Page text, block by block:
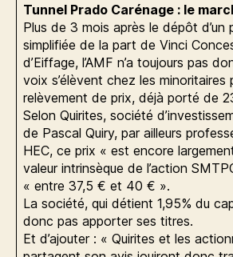
Tunnel Prado Carénage : le
Plus de 3 mois après le dépôt d’un
simplifiée de la part de Vinci
d’Eiffage, l’AMF n’a toujours pas
voix s’élèvent chez les minoritaires
relèvement de prix, déjà porté de
Selon Quirites, société
de Pascal Quiry, par ailleurs
HEC, ce prix « est encore
valeur intrinsèque de l’action
« entre 37,5 € et 40 € ».
La société, qui détient 1,95% du
donc pas apporter ses titres.
Et d’ajouter : « Quirites et les